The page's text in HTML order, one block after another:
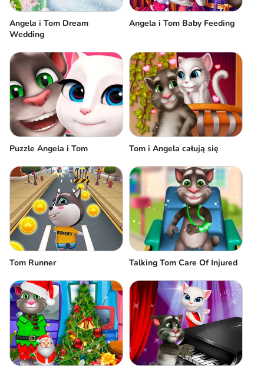
Angela i Tom Dream
Wedding
Angela i Tom Baby Feeding
Puzzle Angela i Tom Tom i Angela całują się
Tom Runner Talking Tom Care Of Injured